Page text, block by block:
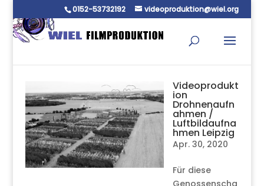
0152-53732192 videoproduktion@wiel.org
Videoprodukt
ion
Drohnenaufn
ahmen /
Luftbildaufna
hmen Leipzig
Apr. 30, 2020
Für diese
Genossenscha